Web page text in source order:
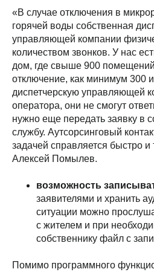
«В случае отключения в
горячей воды собственная
управляющей компании
количеством звонков. У нас
дом, где свыше 900
отключение, как минимум 300
диспетчерскую управляющей
оператора, они не смогут
нужно еще передать заявку в
службу. Аутсорсинговый
задачей справляется быстро
Алексей Помылев.
возможность
заявителями и хранить
ситуации можно
с жителем и при
собственнику файл с
Помимо программного